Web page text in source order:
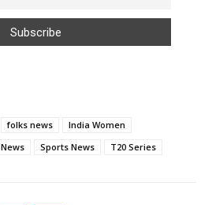
folks news
India Women
Sports News T20 Series